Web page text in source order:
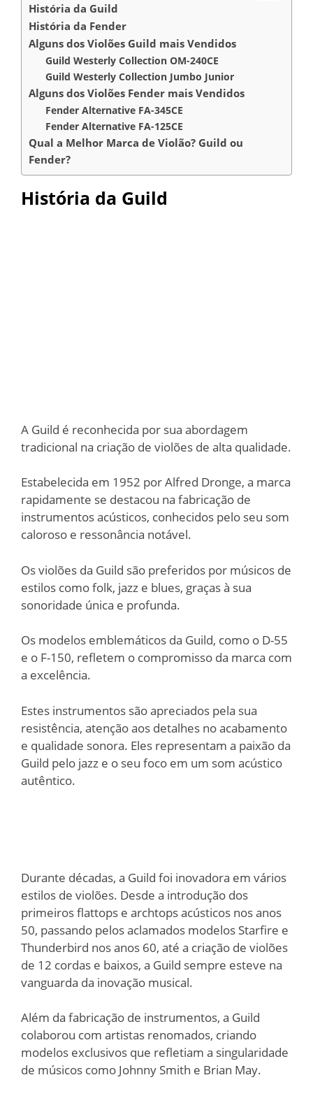
História da Guild
História da Fender
Alguns dos Violões Guild mais Vendidos
Guild Westerly Collection OM-240CE
Guild Westerly Collection Jumbo Junior
Alguns dos Violões Fender mais Vendidos
Fender Alternative FA-345CE
Fender Alternative FA-125CE
Qual a Melhor Marca de Violão? Guild ou
Fender?
História da Guild
A Guild é reconhecida por sua abordagem
tradicional na criação de violões de alta qualidade.
Estabelecida em 1952 por Alfred Dronge, a marca
rapidamente se destacou na fabricação de
instrumentos acústicos, conhecidos pelo seu som
caloroso e ressonância notável.
Os violões da Guild são preferidos por músicos de
estilos como folk, jazz e blues, graças à sua
sonoridade única e profunda.
Os modelos emblemáticos da Guild, como o D-55
e o F-150, refletem o compromisso da marca com
a excelência.
Estes instrumentos são apreciados pela sua
resistência, atenção aos detalhes no acabamento
e qualidade sonora. Eles representam a paixão da
Guild pelo jazz e o seu foco em um som acústico
autêntico.
Durante décadas, a Guild foi inovadora em vários
estilos de violões. Desde a introdução dos
primeiros flattops e archtops acústicos nos anos
50, passando pelos aclamados modelos Starfire e
Thunderbird nos anos 60, até a criação de violões
de 12 cordas e baixos, a Guild sempre esteve na
vanguarda da inovação musical.
Além da fabricação de instrumentos, a Guild
colaborou com artistas renomados, criando
modelos exclusivos que refletiam a singularidade
de músicos como Johnny Smith e Brian May.